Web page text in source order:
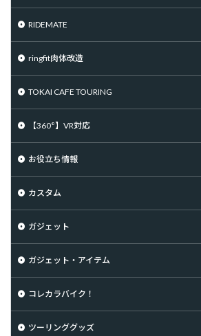
RIDEMATE
ringfit肉体改造
TOKAI CAFE TOURING
【360°】VR対応
お役立ち情報
カスタム
ガジェット
ガジェット・アイテム
コレカラバイク！
ツーリンググッズ